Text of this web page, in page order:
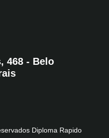
468 - Belo
Diploma Rapido